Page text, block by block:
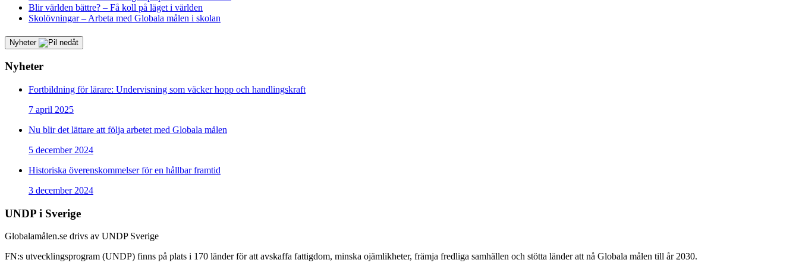
Blir världen bättre? – Få koll på läget i världen
Skolövningar – Arbeta med Globala målen i skolan
Nyheter
Nyheter
Fortbildning för lärare: Undervisning som väcker hopp och handlingskraft
7 april 2025
Nu blir det lättare att följa arbetet med Globala målen
5 december 2024
Historiska överenskommelser för en hållbar framtid
3 december 2024
UNDP i Sverige
Globalamålen.se drivs av UNDP Sverige
FN:s utvecklingsprogram (UNDP) finns på plats i 170 länder för att avskaffa fattigdom, minska ojämlikheter, främja fredliga samhällen och stötta länder att nå Globala målen till år 2030.